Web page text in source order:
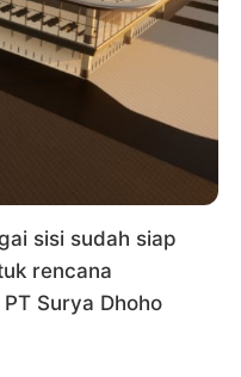
sisi sudah siap
rencana
Surya Dhoho